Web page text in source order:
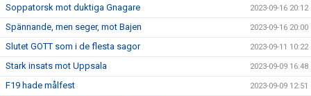
Soppatorsk mot duktiga Gnagare 2023-09-16 20:12
Spännande, men seger, mot Bajen 2023-09-16 20:00
Slutet GOTT som i de flesta sagor 2023-09-11 10:22
Stark insats mot Uppsala 2023-09-09 16:48
F19 hade målfest 2023-09-09 12:51